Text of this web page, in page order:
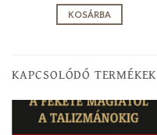
KOSÁRBA
KAPCSOLÓDÓ TERMÉKEK